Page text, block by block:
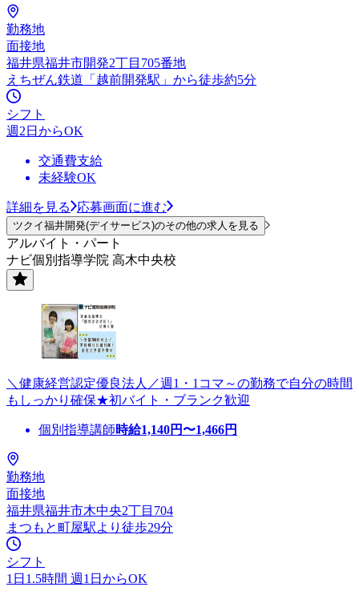
勤務地
面接地
福井県福井市開発2丁目705番地
えちぜん鉄道「越前開発駅」から徒歩約5分
シフト
週2日からOK
交通費支給
未経験OK
詳細を見る 応募画面に進む
ツクイ福井開発(デイサービス)のその他の求人を見る
アルバイト・パート
ナビ個別指導学院 高木中央校
＼健康経営認定優良法人／週1・1コマ～の勤務で自分の時間
もしっかり確保★初バイト・ブランク歓迎
個別指導講師時給1,140円〜1,466円
勤務地
面接地
福井県福井市木中央2丁目704
まつもと町屋駅より徒歩29分
シフト
1日1.5時間 週1日からOK